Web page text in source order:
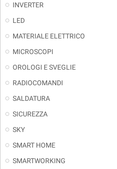
INVERTER
LED
MATERIALE ELETTRICO
MICROSCOPI
OROLOGI E SVEGLIE
RADIOCOMANDI
SALDATURA
SICUREZZA
SKY
SMART HOME
SMARTWORKING